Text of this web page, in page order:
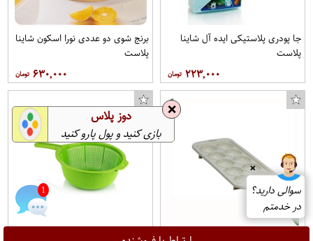
جا پودری پلاستیکی ایده آل شاینا
پلاست
۲۲۳,۰۰۰
برنج شوی دو عددی نورا اسکون شاینا
پلاست
۶۳۰,۰۰۰
❌
سوالی دارید؟
در خدمتم
1
❌ دوز پلاس
بازی کنید و پول پارو کنید